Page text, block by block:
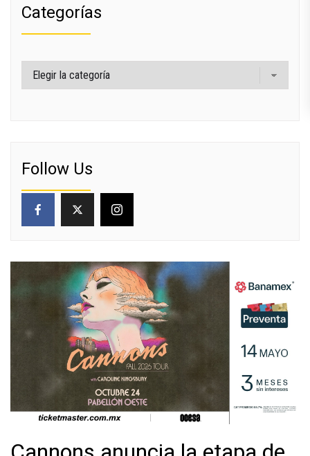
Categorías
Categorías
Follow Us